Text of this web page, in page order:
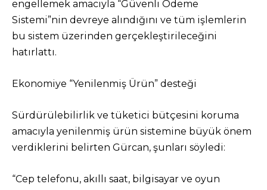
engellemek amacıyla “Güvenli Ödeme
Sistemi”nin devreye alındığını ve tüm işlemlerin
bu sistem üzerinden gerçekleştirileceğini
hatırlattı.
Ekonomiye “Yenilenmiş Ürün” desteği
Sürdürülebilirlik ve tüketici bütçesini koruma
amacıyla yenilenmiş ürün sistemine büyük önem
verdiklerini belirten Gürcan, şunları söyledi:
“Cep telefonu, akıllı saat, bilgisayar ve oyun